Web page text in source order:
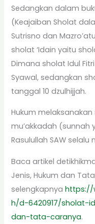
Sedangkan dalam
(Keajaiban Sholat
Sutrisno dan
sholat ‘Idain yaitu
Dimana sholat Idul
Syawal, sedangkan
tanggal 10 dzulhijjah.
Hukum
mu’akkadah (sunnah
Rasulullah SAW
Baca artikel
Jenis, Hukum dan
selengkapnyahttps://
h/d-6420917/sholat-
dan-tata-caranya.